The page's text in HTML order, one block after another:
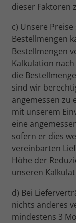
dieser Faktoren
c) Unsere
Bestellmengen
Bestellmengen
Kalkulation
die
sind wir
angemessen zu
mit unserem
eine
sofern er dies
vereinbarten
Höhe der
unseren
d) Bei
nichts anderes
mindestens 3